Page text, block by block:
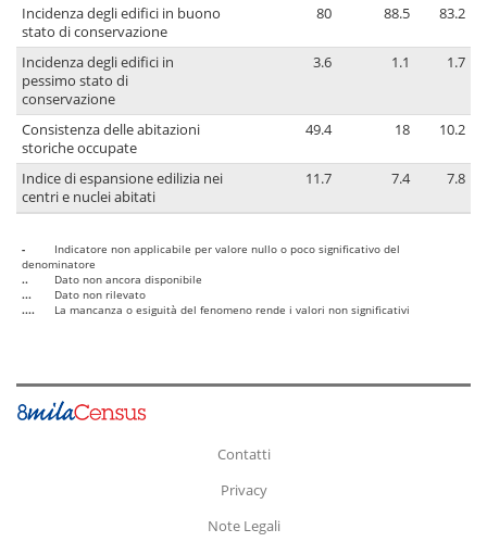
Incidenza degli edifici in buono
stato di conservazione
80 88.5 83.2
Incidenza degli edifici in
pessimo stato di
conservazione
3.6 1.1 1.7
Consistenza delle abitazioni
storiche occupate
49.4 18 10.2
Indice di espansione edilizia nei
centri e nuclei abitati
11.7 7.4 7.8
-
Indicatore non applicabile per valore nullo o poco significativo del
denominatore
..
Dato non ancora disponibile
...
Dato non rilevato
....
La mancanza o esiguità del fenomeno rende i valori non significativi
Contatti
Privacy
Note Legali